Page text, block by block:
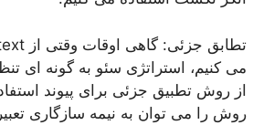
می کنیم، استراتژی سئو به گونه ای
از روش تطبیق جزئی برای پیوند
روش را می توان به نیمه سازگاری